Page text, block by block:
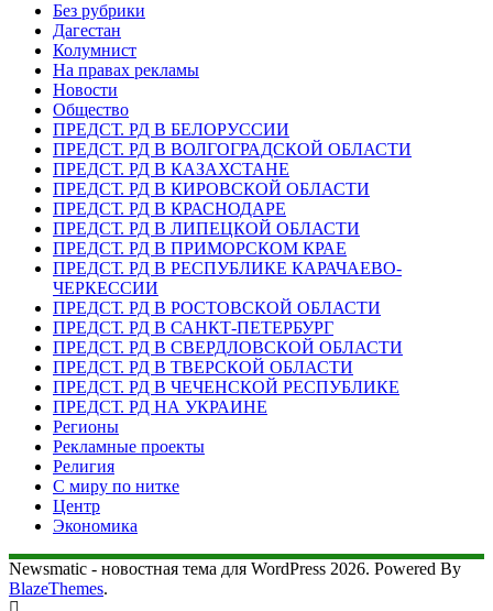
Без рубрики
Дагестан
Колумнист
На правах рекламы
Новости
Общество
ПРЕДСТ. РД В БЕЛОРУССИИ
ПРЕДСТ. РД В ВОЛГОГРАДСКОЙ ОБЛАСТИ
ПРЕДСТ. РД В КАЗАХСТАНЕ
ПРЕДСТ. РД В КИРОВСКОЙ ОБЛАСТИ
ПРЕДСТ. РД В КРАСНОДАРЕ
ПРЕДСТ. РД В ЛИПЕЦКОЙ ОБЛАСТИ
ПРЕДСТ. РД В ПРИМОРСКОМ КРАЕ
ПРЕДСТ. РД В РЕСПУБЛИКЕ КАРАЧАЕВО-
ЧЕРКЕССИИ
ПРЕДСТ. РД В РОСТОВСКОЙ ОБЛАСТИ
ПРЕДСТ. РД В САНКТ-ПЕТЕРБУРГ
ПРЕДСТ. РД В СВЕРДЛОВСКОЙ ОБЛАСТИ
ПРЕДСТ. РД В ТВЕРСКОЙ ОБЛАСТИ
ПРЕДСТ. РД В ЧЕЧЕНСКОЙ РЕСПУБЛИКЕ
ПРЕДСТ. РД НА УКРАИНЕ
Регионы
Рекламные проекты
Религия
С миру по нитке
Центр
Экономика
Newsmatic - новостная тема для WordPress 2026. Powered By
BlazeThemes.